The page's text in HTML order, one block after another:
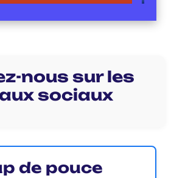
nous sur les
sociaux
de pouce